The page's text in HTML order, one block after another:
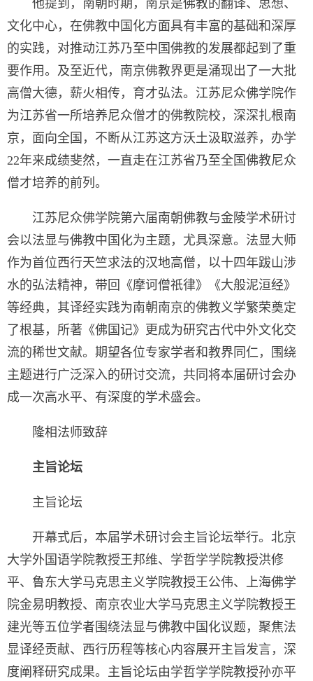
他提到，南朝时期，南京是佛教的翻译、思想、
文化中心，在佛教中国化方面具有丰富的基础和深厚
的实践，对推动江苏乃至中国佛教的发展都起到了重
要作用。及至近代，南京佛教界更是涌现出了一大批
高僧大德，薪火相传，育才弘法。江苏尼众佛学院作
为江苏省一所培养尼众僧才的佛教院校，深深扎根南
京，面向全国，不断从江苏这方沃土汲取滋养，办学
22年来成绩斐然，一直走在江苏省乃至全国佛教尼众
僧才培养的前列。
江苏尼众佛学院第六届南朝佛教与金陵学术研讨
会以法显与佛教中国化为主题，尤具深意。法显大师
作为首位西行天竺求法的汉地高僧，以十四年跋山涉
水的弘法精神，带回《摩诃僧祇律》《大般泥洹经》
等经典，其译经实践为南朝南京的佛教义学繁荣奠定
了根基，所著《佛国记》更成为研究古代中外文化交
流的稀世文献。期望各位专家学者和教界同仁，围绕
主题进行广泛深入的研讨交流，共同将本届研讨会办
成一次高水平、有深度的学术盛会。
隆相法师致辞
主旨论坛
主旨论坛
开幕式后，本届学术研讨会主旨论坛举行。北京
大学外国语学院教授王邦维、学哲学学院教授洪修
平、鲁东大学马克思主义学院教授王公伟、上海佛学
院金易明教授、南京农业大学马克思主义学院教授王
建光等五位学者围绕法显与佛教中国化议题，聚焦法
显译经贡献、西行历程等核心内容展开主旨发言，深
度阐释研究成果。主旨论坛由学哲学学院教授孙亦平